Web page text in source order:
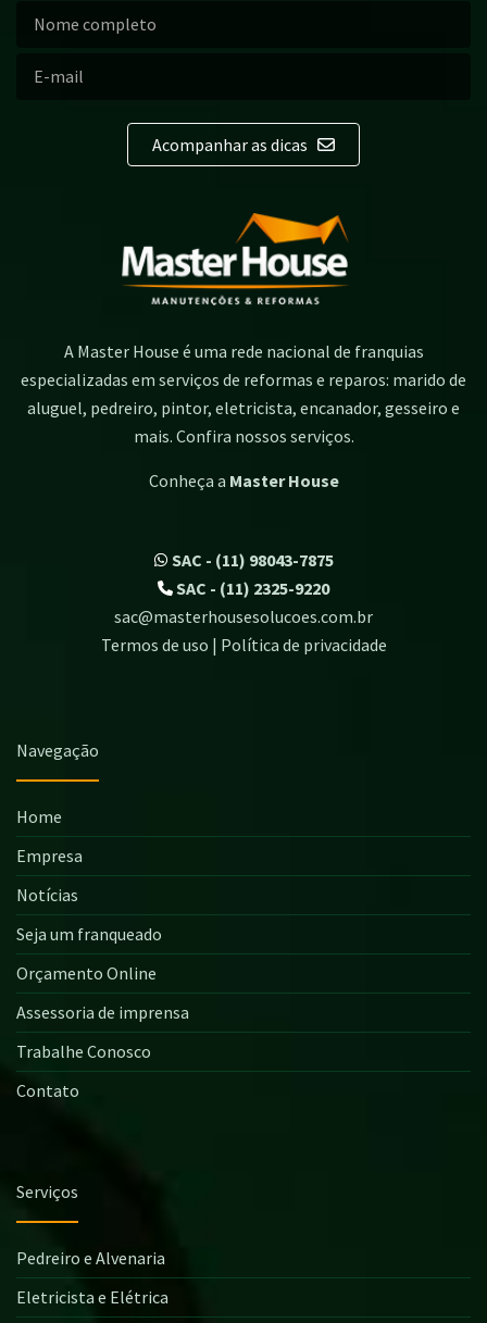
Acompanhar as dicas
A Master House é uma rede nacional de franquias
especializadas em serviços de reformas e reparos: marido de
aluguel, pedreiro, pintor, eletricista, encanador, gesseiro e
mais. Confira nossos serviços.
Conheça a Master House
SAC - (11) 98043-7875
SAC - (11) 2325-9220
sac@masterhousesolucoes.com.br
Termos de uso | Política de privacidade
Navegação
Home
Empresa
Notícias
Seja um franqueado
Orçamento Online
Assessoria de imprensa
Trabalhe Conosco
Contato
Serviços
Pedreiro e Alvenaria
Eletricista e Elétrica